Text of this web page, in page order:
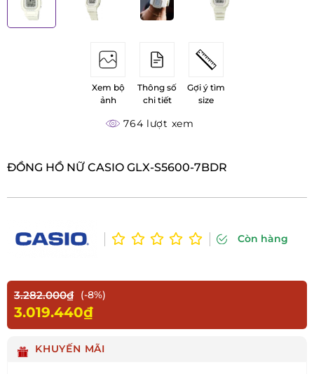
Xem bộ
ảnh
Thông số
chi tiết
Gợi ý tìm
size
764 lượt xem
ĐỒNG HỒ NỮ CASIO GLX-S5600-7BDR
Còn hàng
3.282.000₫ (-8%)
3.019.440₫
KHUYẾN MÃI